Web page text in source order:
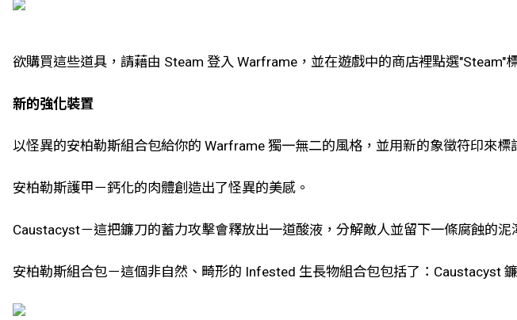
欲購買這些道具，請藉由 Steam 登入 Warframe，並在遊戲中的商店裡點選"Steam"
新的強化裝置
以怪異的安柏勒斯組合包給你的 Warframe 獨一無二的風格，並用新的象徵符印來標
安柏勒斯護甲－鈣化的肉體創造出了怪異的美感。
Caustacyst－這把鐮刀的蓄力攻擊會釋放出一道酸液，分解敵人並留下一條腐蝕的泥
安柏勒斯組合包－這個非自然、畸形的 Infested 生長物組合包包括了：Caustacyst